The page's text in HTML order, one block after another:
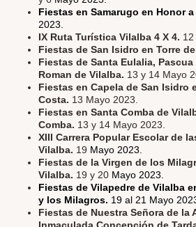
Fiestas en Samarugo en Honor
2023.
IX Ruta Turística Vilalba 4 X 4. 12
Fiestas de San Isidro en Torre
Fiestas de Santa Eulalia,
Roman de Vilalba. 13 y 14 Mayo
Fiestas en Capela de San Isidro
Costa. 13 Mayo 2023.
Fiestas en Santa Comba de
Comba. 13 y 14 Mayo 2023.
XIII Carrera Popular Escolar de
Vilalba. 19 Mayo 2023.
Fiestas de la Virgen de los
Vilalba. 19 y 20 Mayo 2023.
Fiestas de Vilapedre de Vilalba
y los Milagros. 19 al 21 Mayo
Fiestas de Nuestra Señora de la